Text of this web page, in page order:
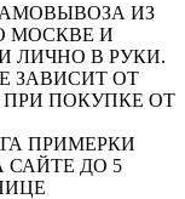
ИЗ
МОСКВЕ И
ЛИЧНО В РУКИ.
ЗАВИСИТ ОТ
ПОКУПКЕ ОТ
ПРИМЕРКИ
САЙТЕ ДО 5